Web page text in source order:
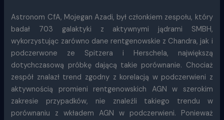
Astronom CfA, Mojegan Azadi, był członkiem zespołu, który
badał 703 galaktyki z aktywnymi jądrami SMBH,
wykorzystując zarówno dane rentgenowskie z Chandra, jak i
podczerwone ze Spitzera i Herschela, największą
dotychczasową próbkę dającą takie porównanie. Chociaż
zespół znalazł trend zgodny z korelacją w podczerwieni z
aktywnością promieni rentgenowskich AGN w szerokim
zakresie przypadków, nie znaleźli takiego trendu w
porównaniu z wkładem AGN w podczerwieni. Ponieważ